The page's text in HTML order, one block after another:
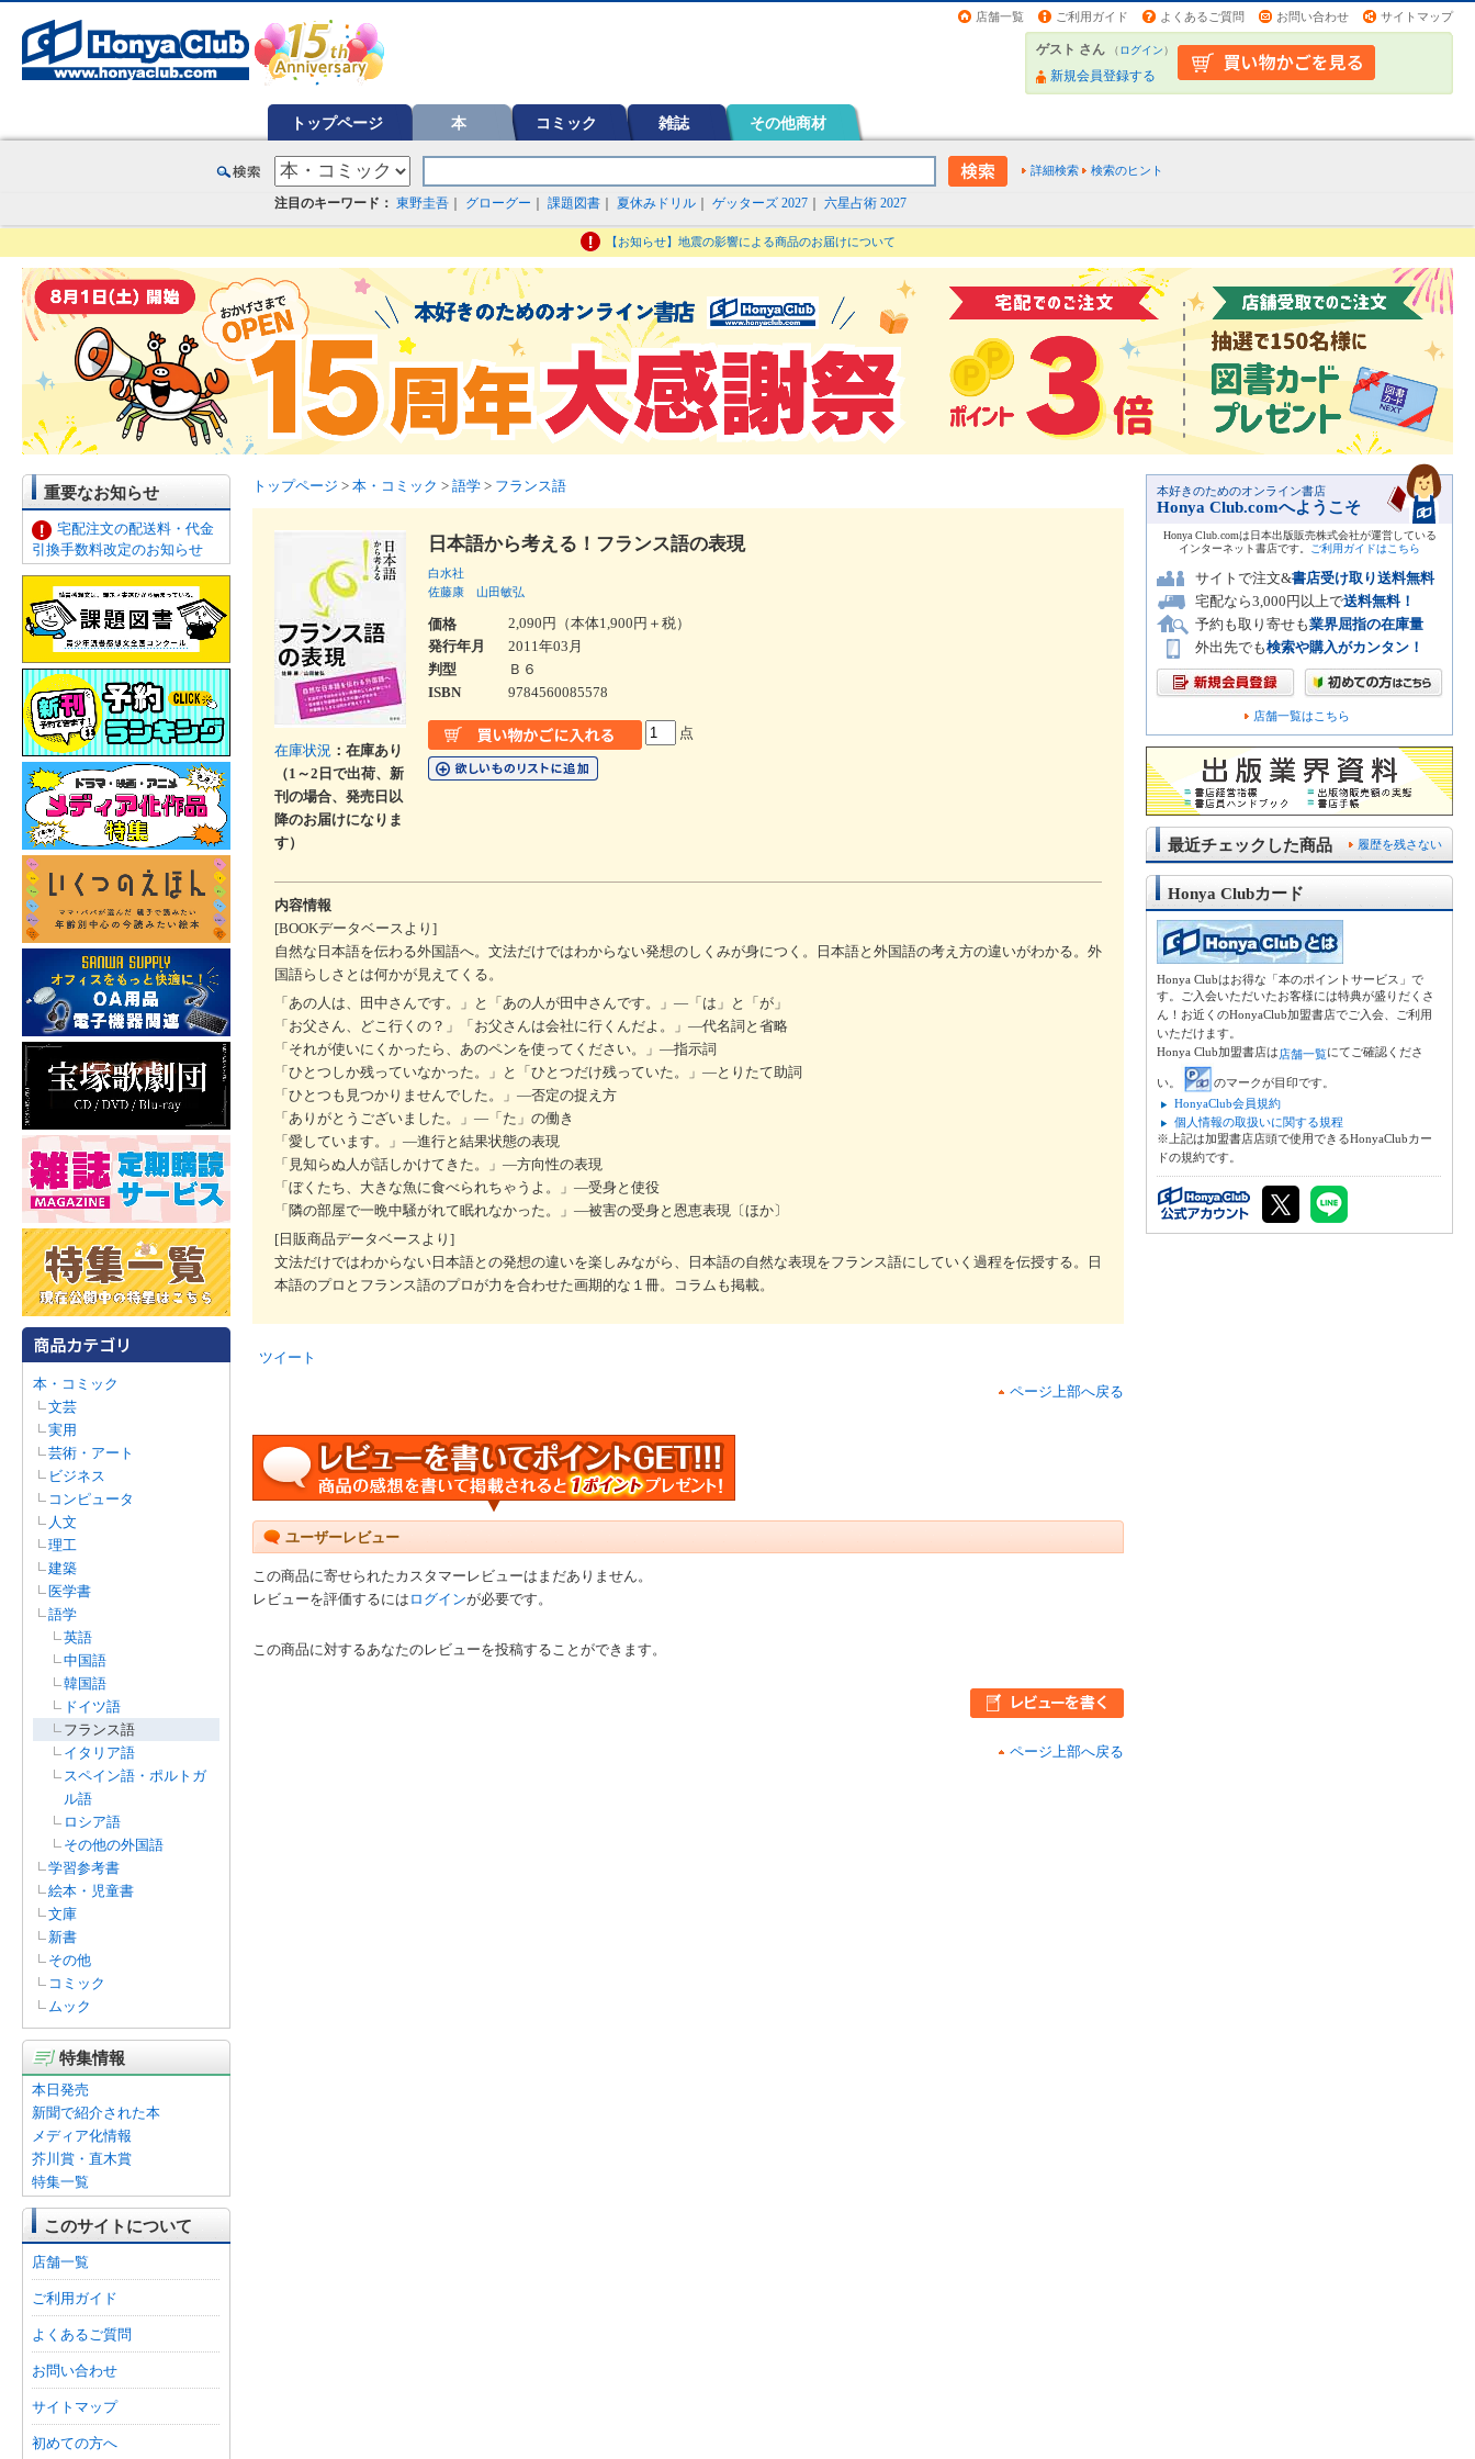
店舗一覧 ご利用ガイド よくあるご質問 お問い合わせ サイトマップ
ゲスト さん （ログイン）
新規会員登録する
トップページ 本 コミック 雑誌 その他商材
詳細検索 検索のヒント
注目のキーワード： 東野圭吾 グローグー 課題図書 夏休みドリル ゲッターズ 2027 六星占術 2027
【お知らせ】地震の影響による商品のお届けについて
重要なお知らせ
宅配注文の配送料・代金
引換手数料改定のお知らせ
本・コミック
文芸
実用
芸術・アート
ビジネス
コンピュータ
人文
理工
建築
医学書
語学
英語
中国語
韓国語
ドイツ語
フランス語
イタリア語
スペイン語・ポルトガ
ル語
ロシア語
その他の外国語
学習参考書
絵本・児童書
文庫
新書
その他
コミック
ムック
特集情報
本日発売
新聞で紹介された本
メディア化情報
芥川賞・直木賞
特集一覧
このサイトについて
店舗一覧
ご利用ガイド
よくあるご質問
お問い合わせ
サイトマップ
初めての方へ
トップページ > 本・コミック > 語学 > フランス語
在庫状況 ：在庫あり
（1～2日で出荷、新
刊の場合、発売日以
降のお届けになりま
す）
日本語から考える！フランス語の表現
白水社
佐藤康
山田敏弘
価格
2,090円（本体1,900円＋税）
発行年月
2011年03月
判型
Ｂ６
ISBN
9784560085578
点
内容情報
[BOOKデータベースより]
自然な日本語を伝わる外国語へ。文法だけではわからない発想のしくみが身につく。日本語と外国語の考え方の違いがわかる。外
国語らしさとは何かが見えてくる。
「あの人は、田中さんです。」と「あの人が田中さんです。」―「は」と「が」
「お父さん、どこ行くの？」「お父さんは会社に行くんだよ。」―代名詞と省略
「それが使いにくかったら、あのペンを使ってください。」―指示詞
「ひとつしか残っていなかった。」と「ひとつだけ残っていた。」―とりたて助詞
「ひとつも見つかりませんでした。」―否定の捉え方
「ありがとうございました。」―「た」の働き
「愛しています。」―進行と結果状態の表現
「見知らぬ人が話しかけてきた。」―方向性の表現
「ぼくたち、大きな魚に食べられちゃうよ。」―受身と使役
「隣の部屋で一晩中騒がれて眠れなかった。」―被害の受身と恩恵表現〔ほか〕
[日販商品データベースより]
文法だけではわからない日本語との発想の違いを楽しみながら、日本語の自然な表現をフランス語にしていく過程を伝授する。日
本語のプロとフランス語のプロが力を合わせた画期的な１冊。コラムも掲載。
ツイート
ページ上部へ戻る
ユーザーレビュー
この商品に寄せられたカスタマーレビューはまだありません。
レビューを評価するには ログインが必要です。
この商品に対するあなたのレビューを投稿することができます。
ページ上部へ戻る
本好きのためのオンライン書店
Honya Club.comへようこそ
Honya Club.comは日本出版販売株式会社が運営している
インターネット書店です。
ご利用ガイドはこちら
サイトで注文&書店受け取り送料無料
宅配なら3,000円以上で送料無料！
予約も取り寄せも業界屈指の在庫量
外出先でも検索や購入がカンタン！
店舗一覧はこちら
履歴を残さない
最近チェックした商品
Honya Clubカード
Honya Clubはお得な「本のポイントサービス」で
す。ご入会いただいたお客様には特典が盛りだくさ
ん！お近くのHonyaClub加盟書店でご入会、ご利用
いただけます。
Honya Club加盟書店は店舗一覧にてご確認くださ
い。
のマークが目印です。
HonyaClub会員規約
個人情報の取扱いに関する規程
※上記は加盟書店店頭で使用できるHonyaClubカー
ドの規約です。